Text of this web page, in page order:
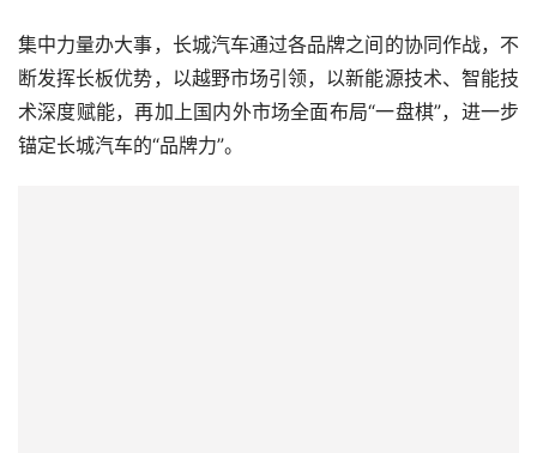
集中力量办大事，长城汽车通过各品牌之间的协同作战，不
断发挥长板优势，以越野市场引领，以新能源技术、智能技
术深度赋能，再加上国内外市场全面布局“一盘棋”，进一步
锚定长城汽车的“品牌力”。